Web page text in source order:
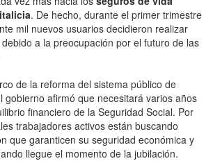
. De hecho, durante el primer trimestre
mil nuevos usuarios decidieron realizar
a la preocupación por el futuro de las
de la reforma del sistema público de
gobierno afirmó que necesitará varios años
financiero de la Seguridad Social. Por
trabajadores activos están buscando
que garanticen su seguridad económica y
llegue el momento de la jubilación.